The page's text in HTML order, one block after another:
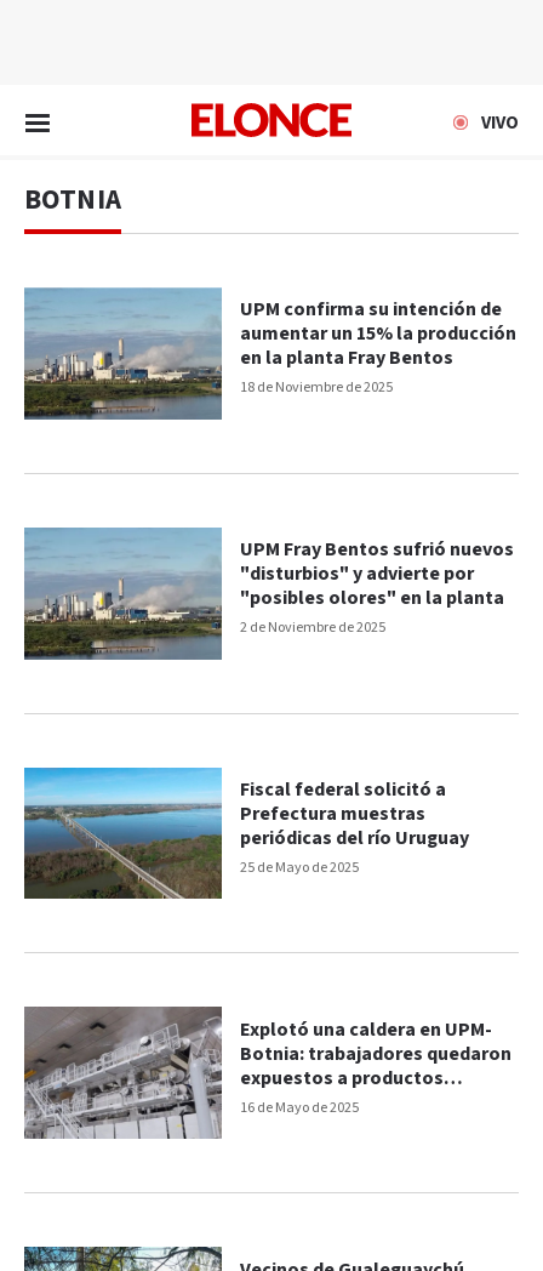
VIVO
BOTNIA
18 de Noviembre de 2025
UPM confirma su intención de
aumentar un 15% la producción
en la planta Fray Bentos
2 de Noviembre de 2025
UPM Fray Bentos sufrió nuevos
"disturbios" y advierte por
"posibles olores" en la planta
25 de Mayo de 2025
Fiscal federal solicitó a
Prefectura muestras
periódicas del río Uruguay
16 de Mayo de 2025
Explotó una caldera en UPM-
Botnia: trabajadores quedaron
expuestos a productos
químicos